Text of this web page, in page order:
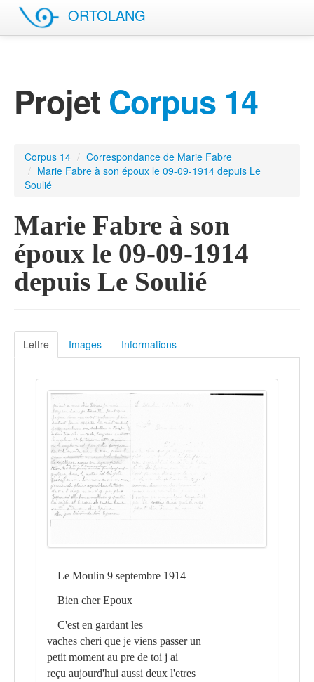
ORTOLANG
Projet Corpus 14
Corpus 14 / Correspondance de Marie Fabre
/ Marie Fabre à son époux le 09-09-1914 depuis Le
Soulié
Marie Fabre à son
époux le 09-09-1914
depuis Le Soulié
Lettre Images Informations
Le Moulin 9 septembre 1914
Bien cher Epoux
C'est en gardant les
vaches cheri que je viens passer un
petit moment au pre de toi j ai
reçu aujourd'hui aussi deux l'etres